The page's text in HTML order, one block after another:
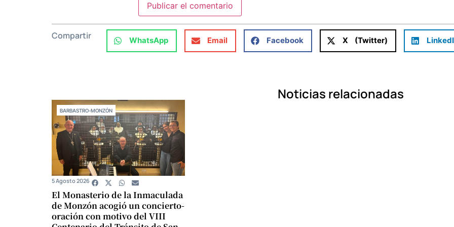
Compartir WhatsApp Email Facebook X (Twitter)
Noticias relacionadas
BARBASTRO-MONZÓN
El Monasterio de la Inmaculada
de Monzón acogió un concierto-
oración con motivo del VIII
5 Agosto 2026